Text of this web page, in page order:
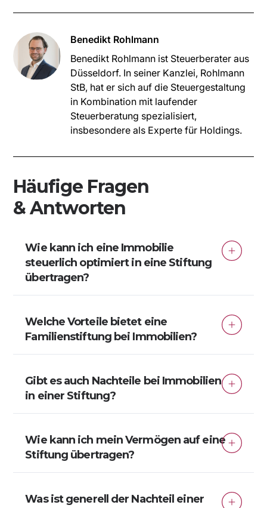
Benedikt Rohlmann
‍Benedikt Rohlmann ist Steuerberater aus
Düsseldorf. In seiner Kanzlei, Rohlmann
StB, hat er sich auf die Steuergestaltung
in Kombination mit laufender
Steuerberatung spezialisiert,
insbesondere als Experte für Holdings.
Häufige Fragen
& Antworten
Wie kann ich eine Immobilie
steuerlich optimiert in eine Stiftung
übertragen?
wird verschenkt (bis zum Freibetrag), der andere
verkauft. Der Verkauf kann über ein
Verkäuferdarlehen abgewickelt werden.
Welche Vorteile bietet eine
Familienstiftung bei Immobilien?
Neue Abschreibungen durch höheren Wert
Steuerfreie Tilgung von Verkäuferdarlehen
Gibt es auch Nachteile bei Immobilien
in einer Stiftung?
und formale Anforderungen an die Stiftung.
Dafür gewinnen Sie aber Sicherheit und
Planbarkeit.
Wie kann ich mein Vermögen auf eine
Stiftung übertragen?
ins Grundstockvermögen – immer mit
Was ist generell der Nachteil einer